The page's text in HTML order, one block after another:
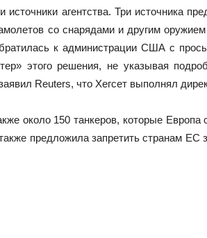
агентства. Три источника
со снарядами и другим
к администрации США с
этого решения, не указывая
Reuters, что Хегсет выполнял
около 150 танкеров, которые Европа
предложила запретить странам ЕС